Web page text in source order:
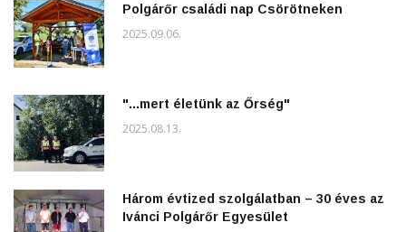
Polgárőr családi nap Csörötneken
2025.09.06.
"...mert életünk az Őrség"
2025.08.13.
Három évtized szolgálatban – 30 éves az
Ivánci Polgárőr Egyesület